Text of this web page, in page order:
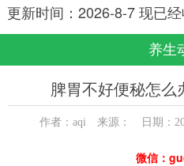
更新时间：2026-8-7 现已
网
养生
脾胃不好便秘怎么
作者：aqi 来源： 日期：
微信：